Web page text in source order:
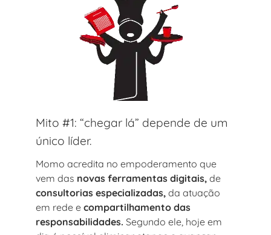
Mito #1: “chegar lá” depende de um
único líder.
Momo acredita no empoderamento que
vem das novas ferramentas digitais, de
consultorias especializadas, da atuação
em rede e compartilhamento das
responsabilidades. Segundo ele, hoje em